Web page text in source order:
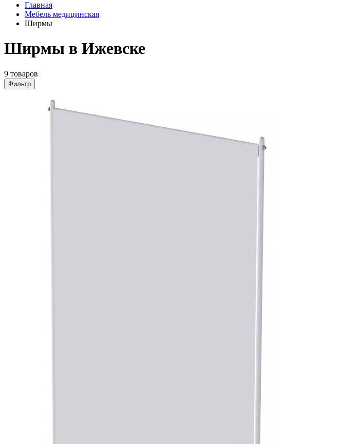
Главная
Мебель медицинская
Ширмы
Ширмы в Ижевске
9 товаров
Фильтр